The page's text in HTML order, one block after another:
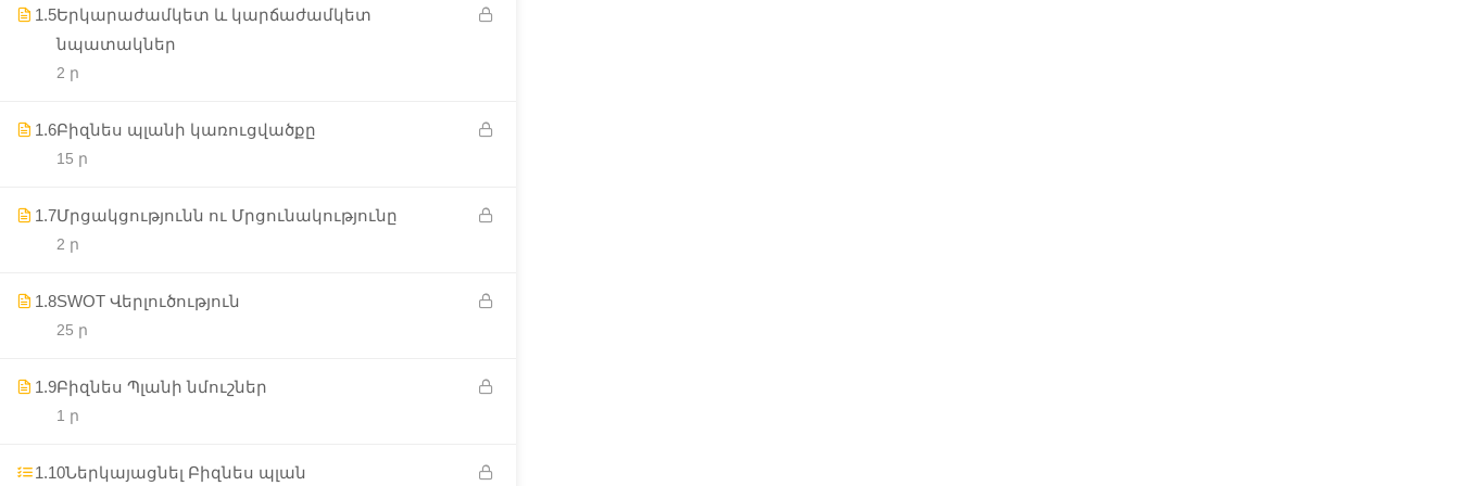
1.5Երկարաժամկետ և կարճաժամկետ
նպատակներ
2 ր
1.6Բիզնես պլանի կառուցվածքը
15 ր
1.7Մրցակցությունն ու Մրցունակությունը
2 ր
1.8SWOT Վերլուծություն
25 ր
1.9Բիզնես Պլանի նմուշներ
1 ր
1.10Ներկայացնել Բիզնես պլան